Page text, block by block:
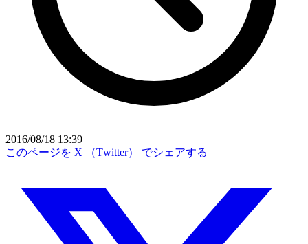
2016/08/18 13:39
このページを X （Twitter） でシェアする